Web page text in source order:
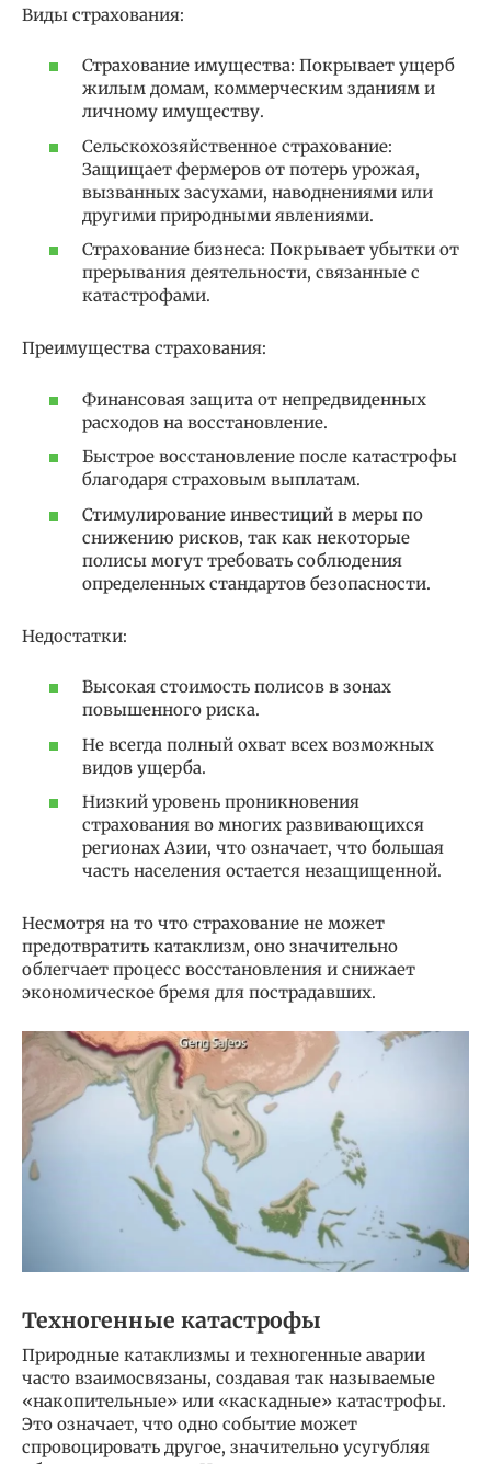
Виды страхования:
Страхование имущества: Покрывает ущерб
жилым домам, коммерческим зданиям и
личному имуществу.
Сельскохозяйственное страхование:
Защищает фермеров от потерь урожая,
вызванных засухами, наводнениями или
другими природными явлениями.
Страхование бизнеса: Покрывает убытки от
прерывания деятельности, связанные с
катастрофами.
Преимущества страхования:
Финансовая защита от непредвиденных
расходов на восстановление.
Быстрое восстановление после катастрофы
благодаря страховым выплатам.
Стимулирование инвестиций в меры по
снижению рисков, так как некоторые
полисы могут требовать соблюдения
определенных стандартов безопасности.
Недостатки:
Высокая стоимость полисов в зонах
повышенного риска.
Не всегда полный охват всех возможных
видов ущерба.
Низкий уровень проникновения
страхования во многих развивающихся
регионах Азии, что означает, что большая
часть населения остается незащищенной.
Несмотря на то что страхование не может
предотвратить катаклизм, оно значительно
облегчает процесс восстановления и снижает
экономическое бремя для пострадавших.
Техногенные катастрофы
Природные катаклизмы и техногенные аварии
часто взаимосвязаны, создавая так называемые
«накопительные» или «каскадные» катастрофы.
Это означает, что одно событие может
спровоцировать другое, значительно усугубляя